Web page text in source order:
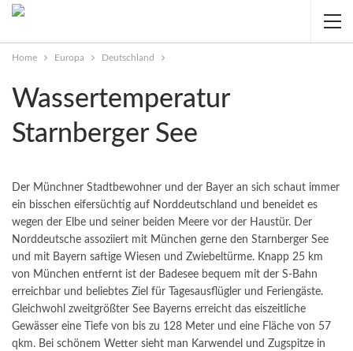
Home Europa Deutschland
Wassertemperatur
Starnberger See
Der Münchner Stadtbewohner und der Bayer an sich schaut immer
ein bisschen eifersüchtig auf Norddeutschland und beneidet es
wegen der Elbe und seiner beiden Meere vor der Haustür. Der
Norddeutsche assoziiert mit München gerne den Starnberger See
und mit Bayern saftige Wiesen und Zwiebeltürme. Knapp 25 km
von München entfernt ist der Badesee bequem mit der S-Bahn
erreichbar und beliebtes Ziel für Tagesausflügler und Feriengäste.
Gleichwohl zweitgrößter See Bayerns erreicht das eiszeitliche
Gewässer eine Tiefe von bis zu 128 Meter und eine Fläche von 57
qkm. Bei schönem Wetter sieht man Karwendel und Zugspitze in